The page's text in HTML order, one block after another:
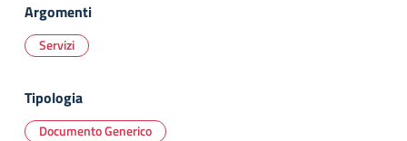
Argomenti
Servizi
Tipologia
Documento Generico